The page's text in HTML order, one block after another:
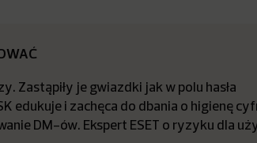
Zastąpiły je gwiazdki jak w polu hasła
edukuje i zachęca do dbania o higienę
DM-ów. Ekspert ESET o ryzyku dla